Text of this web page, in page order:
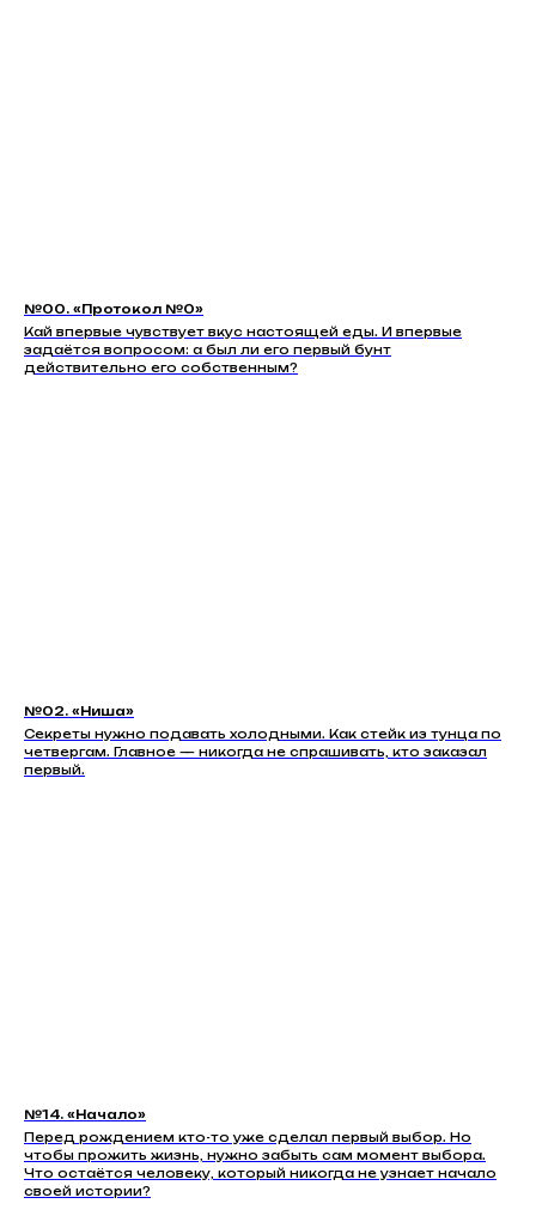
№00. «Протокол №0»
Кай впервые чувствует вкус настоящей еды. И впервые
задаётся вопросом: а был ли его первый бунт
действительно его собственным?
№02. «Ниша»
Секреты нужно подавать холодными. Как стейк из тунца по
четвергам. Главное — никогда не спрашивать, кто заказал
первый.
№14. «Начало»
Перед рождением кто-то уже сделал первый выбор. Но
чтобы прожить жизнь, нужно забыть сам момент выбора.
Что остаётся человеку, который никогда не узнает начало
своей истории?